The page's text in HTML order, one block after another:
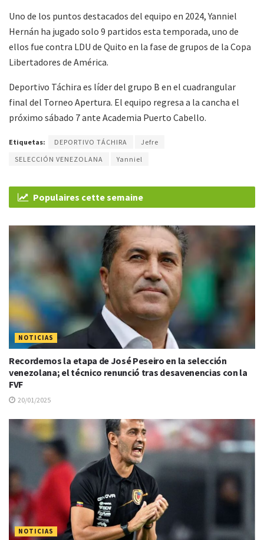
Uno de los puntos destacados del equipo en 2024, Yanniel
Hernán ha jugado solo 9 partidos esta temporada, uno de
ellos fue contra LDU de Quito en la fase de grupos de la Copa
Libertadores de América.
Deportivo Táchira es líder del grupo B en el cuadrangular
final del Torneo Apertura. El equipo regresa a la cancha el
próximo sábado 7 ante Academia Puerto Cabello.
Etiquetas: DEPORTIVO TÁCHIRA
Jefre
SELECCIÓN VENEZOLANA
Yanniel
Populaires cette semaine
NOTICIAS
Recordemos la etapa de José Peseiro en la selección
venezolana; el técnico renunció tras desavenencias con la
FVF
20/01/2025
NOTICIAS